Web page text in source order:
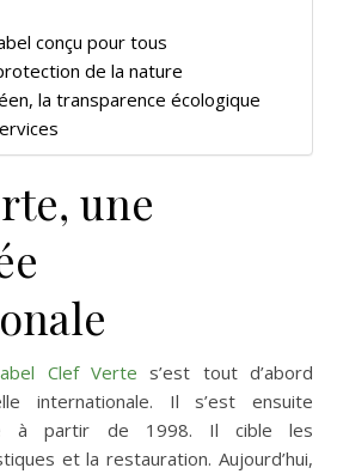
conçu pour tous
de la nature
la transparence écologique
une
Clef Verte s’est tout d’abord
internationale. Il s’est ensuite
à partir de 1998. Il cible les
et la restauration. Aujourd’hui,